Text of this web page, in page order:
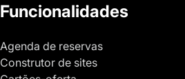
Funcionalidades
Agenda de reservas
Construtor de sites